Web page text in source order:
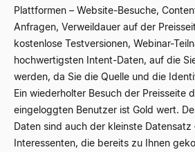
Plattformen – Website-Besuche,
Anfragen, Verweildauer auf der
kostenlose Testversionen, Webinar-
hochwertigsten Intent-Daten, auf die
werden, da Sie die Quelle und die
Ein wiederholter Besuch der Preisseite
eingeloggten Benutzer ist Gold wert.
Daten sind auch der kleinste Datensatz
Interessenten, die bereits zu Ihnen